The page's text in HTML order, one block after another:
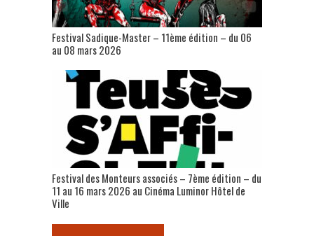
Festival Sadique-Master – 11ème édition – du 06
au 08 mars 2026
Festival des Monteurs associés – 7ème édition – du
11 au 16 mars 2026 au Cinéma Luminor Hôtel de
Ville